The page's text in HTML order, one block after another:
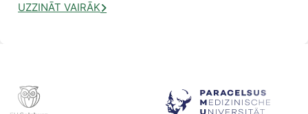
UZZINĀT VAIRĀK